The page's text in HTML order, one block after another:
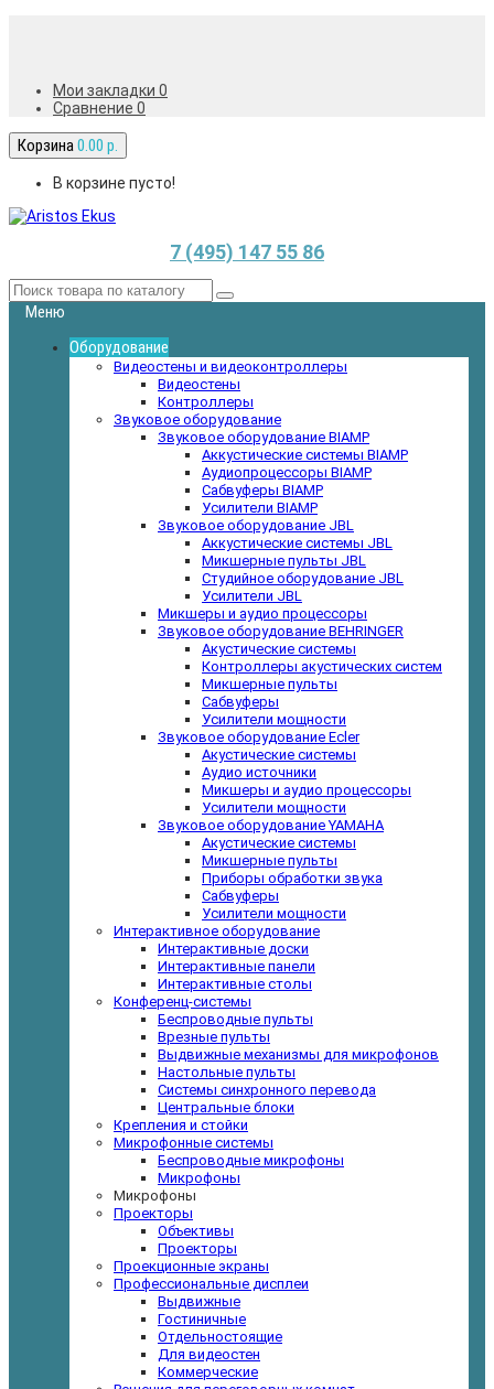
Мои закладки 0
Сравнение 0
Корзина0.00 р.
В корзине пусто!
7 (495) 147 55 86
Меню
Оборудование
Видеостены и видеоконтроллеры
Видеостены
Контроллеры
Звуковое оборудование
Звуковое оборудование BIAMP
Аккустические системы BIAMP
Аудиопроцессоры BIAMP
Сабвуферы BIAMP
Усилители BIAMP
Звуковое оборудование JBL
Аккустические системы JBL
Микшерные пульты JBL
Студийное оборудование JBL
Усилители JBL
Микшеры и аудио процессоры
Звуковое оборудование BEHRINGER
Акустические системы
Контроллеры акустических систем
Микшерные пульты
Сабвуферы
Усилители мощности
Звуковое оборудование Ecler
Акустические системы
Аудио источники
Микшеры и аудио процессоры
Усилители мощности
Звуковое оборудование YAMAHA
Акустические системы
Микшерные пульты
Приборы обработки звука
Сабвуферы
Усилители мощности
Интерактивное оборудование
Интерактивные доски
Интерактивные панели
Интерактивные столы
Конференц-системы
Беспроводные пульты
Врезные пульты
Выдвижные механизмы для микрофонов
Настольные пульты
Системы синхронного перевода
Центральные блоки
Крепления и стойки
Микрофонные системы
Беспроводные микрофоны
Микрофоны
Микрофоны
Проекторы
Объективы
Проекторы
Проекционные экраны
Профессиональные дисплеи
Выдвижные
Гостиничные
Отдельностоящие
Для видеостен
Коммерческие